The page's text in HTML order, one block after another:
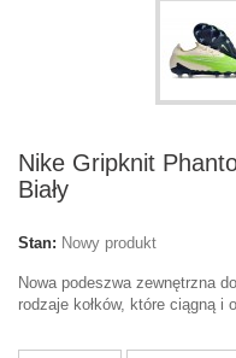
Nike Gripknit
Biały
Stan: Nowy produkt
Nowa podeszwa zewnętrzna do
rodzaje kołków, które ciągną